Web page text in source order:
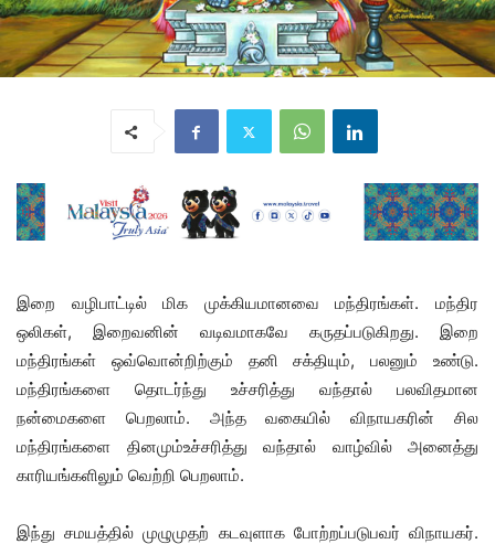
இறை வழிபாட்டில் மிக முக்கியமானவை மந்திரங்கள். மந்திர
ஒலிகள், இறைவனின் வடிவமாகவே கருதப்படுகிறது. இறை
மந்திரங்கள் ஒவ்வொன்றிற்கும் தனி சக்தியும், பலனும் உண்டு.
மந்திரங்களை தொடர்ந்து உச்சரித்து வந்தால் பலவிதமான
நன்மைகளை பெறலாம். அந்த வகையில் விநாயகரின் சில
மந்திரங்களை தினமும்உச்சரித்து வந்தால் வாழ்வில் அனைத்து
காரியங்களிலும் வெற்றி பெறலாம்.
இந்து சமயத்தில் முழுமுதற் கடவுளாக போற்றப்படுபவர் விநாயகர்.